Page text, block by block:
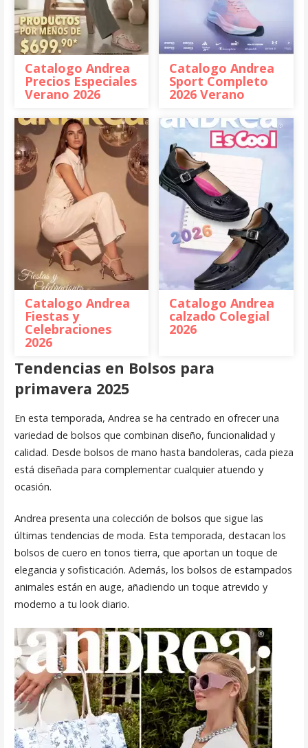
Catalogo Andrea
Precios Especiales
Verano 2026
Catalogo Andrea
Sport Completo
2026 Verano
Catalogo Andrea
Fiestas y
Celebraciones
2026
Catalogo Andrea
calzado Colegial
2026
Tendencias en Bolsos para
primavera 2025
En esta temporada, Andrea se ha centrado en ofrecer una
variedad de bolsos que combinan diseño, funcionalidad y
calidad. Desde bolsos de mano hasta bandoleras, cada pieza
está diseñada para complementar cualquier atuendo y
ocasión.
Andrea presenta una colección de bolsos que sigue las
últimas tendencias de moda. Esta temporada, destacan los
bolsos de cuero en tonos tierra, que aportan un toque de
elegancia y sofisticación. Además, los bolsos de estampados
animales están en auge, añadiendo un toque atrevido y
moderno a tu look diario.